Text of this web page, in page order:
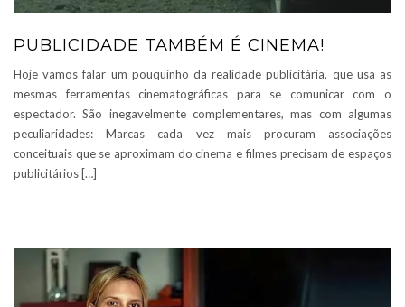
PUBLICIDADE TAMBÉM É CINEMA!
Hoje vamos falar um pouquinho da realidade publicitária, que usa as
mesmas ferramentas cinematográficas para se comunicar com o
espectador. São inegavelmente complementares, mas com algumas
peculiaridades: Marcas cada vez mais procuram associações
conceituais que se aproximam do cinema e filmes precisam de espaços
publicitários […]